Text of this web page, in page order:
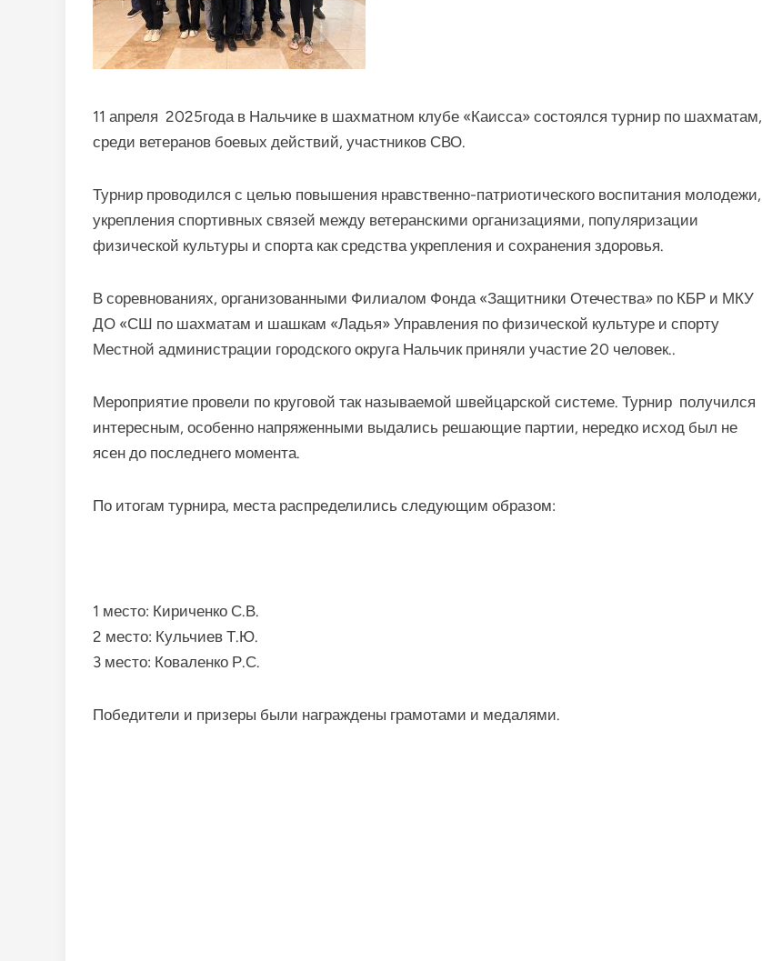
11 апреля 2025года в Нальчике в шахматном клубе «Каисса» состоялся турнир по шахматам,
среди ветеранов боевых действий, участников СВО.
Турнир проводился с целью повышения нравственно-патриотического воспитания молодежи,
укрепления спортивных связей между ветеранскими организациями, популяризации
физической культуры и спорта как средства укрепления и сохранения здоровья.
В соревнованиях, организованными Филиалом Фонда «Защитники Отечества» по КБР и МКУ
ДО «СШ по шахматам и шашкам «Ладья» Управления по физической культуре и спорту
Местной администрации городского округа Нальчик приняли участие 20 человек..
Мероприятие провели по круговой так называемой швейцарской системе. Турнир получился
интересным, особенно напряженными выдались решающие партии, нередко исход был не
ясен до последнего момента.
По итогам турнира, места распределились следующим образом:
1 место: Кириченко С.В.
2 место: Кульчиев Т.Ю.
3 место: Коваленко Р.С.
Победители и призеры были награждены грамотами и медалями.